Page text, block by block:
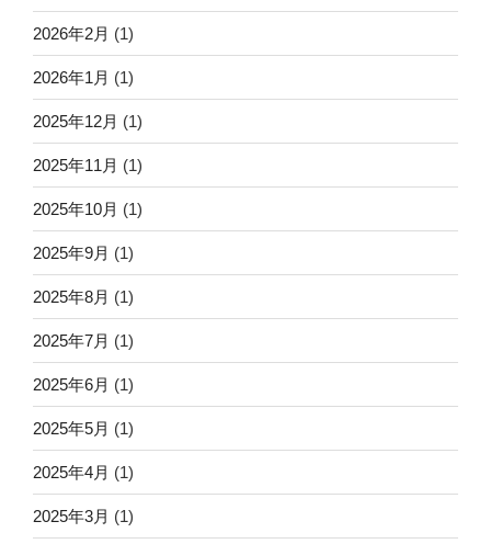
2026年2月 (1)
2026年1月 (1)
2025年12月 (1)
2025年11月 (1)
2025年10月 (1)
2025年9月 (1)
2025年8月 (1)
2025年7月 (1)
2025年6月 (1)
2025年5月 (1)
2025年4月 (1)
2025年3月 (1)